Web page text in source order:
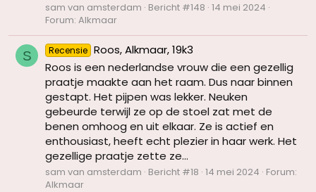
sam van amsterdam Bericht #148 14 mei 2024
Forum: Alkmaar
S Recensie Roos, Alkmaar, 19k3
Roos is een nederlandse vrouw die een gezellig
praatje maakte aan het raam. Dus naar binnen
gestapt. Het pijpen was lekker. Neuken
gebeurde terwijl ze op de stoel zat met de
benen omhoog en uit elkaar. Ze is actief en
enthousiast, heeft echt plezier in haar werk. Het
gezellige praatje zette ze...
sam van amsterdam Bericht #18 14 mei 2024 Forum:
Alkmaar